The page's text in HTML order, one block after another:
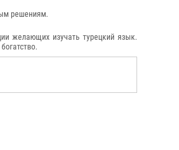
решениям.
желающих изучать турецкий язык.